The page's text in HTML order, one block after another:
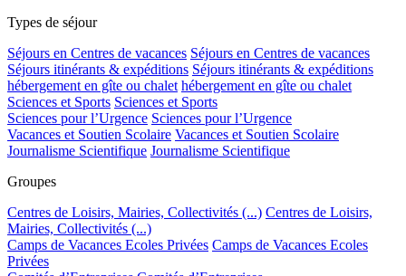
Types de séjour
Séjours en Centres de vacances Séjours en Centres de vacances
Séjours itinérants & expéditions Séjours itinérants & expéditions
hébergement en gîte ou chalet hébergement en gîte ou chalet
Sciences et Sports Sciences et Sports
Sciences pour l’Urgence Sciences pour l’Urgence
Vacances et Soutien Scolaire Vacances et Soutien Scolaire
Journalisme Scientifique Journalisme Scientifique
Groupes
Centres de Loisirs, Mairies, Collectivités (...) Centres de Loisirs,
Mairies, Collectivités (...)
Camps de Vacances Ecoles Privées Camps de Vacances Ecoles
Privées